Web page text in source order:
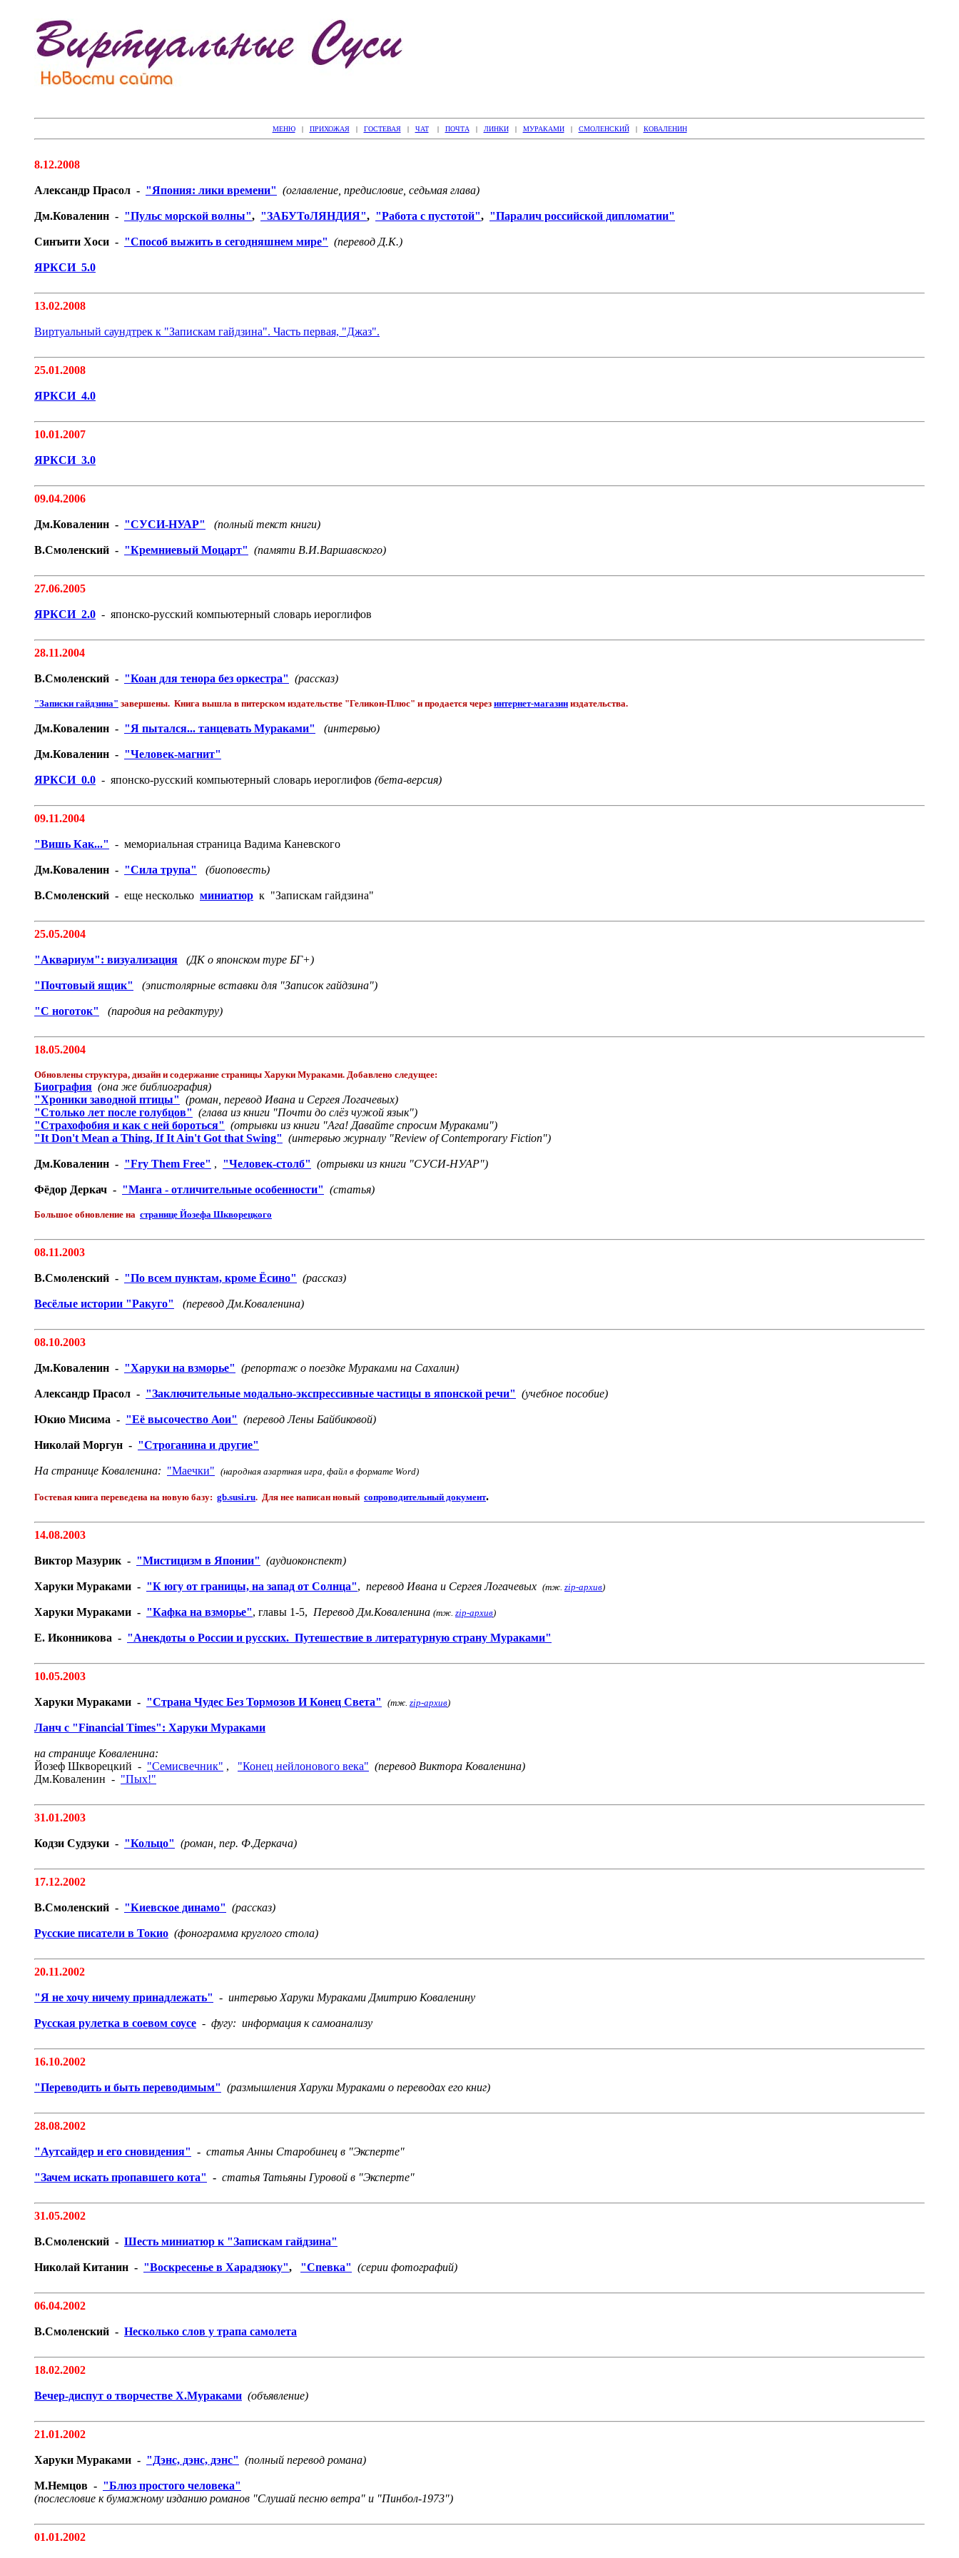
МЕНЮ| ПРИХОЖАЯ| ГОСТЕВАЯ| ЧАТ| ПОЧТА | ЛИНКИ| МУРАКАМИ| СМОЛЕНСКИЙ| КОВАЛЕНИН
8.12.2008
Александр Прасол - "Япония: лики времени" (оглавление, предисловие, седьмая глава)
Дм.Коваленин - "Пульс морской волны", "ЗАБУТоЛЯНДИЯ", "Работа с пустотой", "Паралич российской дипломатии"
Синъити Хоси - "Способ выжить в сегодняшнем мире" (перевод Д.К.)
ЯРКСИ 5.0
13.02.2008
Виртуальный саундтрек к "Запискам гайдзина". Часть первая, "Джаз".
25.01.2008
ЯРКСИ 4.0
10.01.2007
ЯРКСИ 3.0
09.04.2006
Дм.Коваленин - "СУСИ-НУАР" (полный текст книги)
В.Смоленский - "Кремниевый Моцарт" (памяти В.И.Варшавского)
27.06.2005
ЯРКСИ 2.0 - японско-русский компьютерный словарь иероглифов
28.11.2004
В.Смоленский - "Коан для тенора без оркестра" (рассказ)
"Записки гайдзина" завершены. Книга вышла в питерском издательстве "Геликон-Плюс" и продается через интернет-магазин издательства.
Дм.Коваленин - "Я пытался... танцевать Мураками" (интервью)
Дм.Коваленин - "Человек-магнит"
ЯРКСИ 0.0 - японско-русский компьютерный словарь иероглифов (бета-версия)
09.11.2004
"Вишь Как..." - мемориальная страница Вадима Каневского
Дм.Коваленин - "Сила трупа" (биоповесть)
В.Смоленский - еще несколько миниатюр к "Запискам гайдзина"
25.05.2004
"Аквариум": визуализация (ДК о японском туре БГ+)
"Почтовый ящик" (эпистолярные вставки для "Записок гайдзина")
"С ноготок" (пародия на редактуру)
18.05.2004
Обновлены структура, дизайн и содержание страницы Харуки Мураками. Добавлено следущее:
Биография (она же библиография)
"Хроники заводной птицы" (роман, перевод Ивана и Сергея Логачевых)
"Столько лет после голубцов" (глава из книги "Почти до слёз чужой язык")
"Страхофобия и как с ней бороться" (отрывки из книги "Ага! Давайте спросим Мураками")
"It Don't Mean a Thing, If It Ain't Got that Swing" (интервью журналу "Review of Contemporary Fiction")
Дм.Коваленин - "Fry Them Free" , "Человек-столб" (отрывки из книги "СУСИ-НУАР")
Фёдор Деркач - "Манга - отличительные особенности" (статья)
Большое обновление на странице Йозефа Шкворецкого
08.11.2003
В.Смоленский - "По всем пунктам, кроме Ёсино" (рассказ)
Весёлые истории "Ракуго" (перевод Дм.Коваленина)
08.10.2003
Дм.Коваленин - "Харуки на взморье" (репортаж о поездке Мураками на Сахалин)
Александр Прасол - "Заключительные модально-экспрессивные частицы в японской речи" (учебное пособие)
Юкио Мисима - "Её высочество Аои" (перевод Лены Байбиковой)
Николай Моргун - "Строганина и другие"
На странице Коваленина: "Маечки" (народная азартная игра, файл в формате Word)
Гостевая книга переведена на новую базу: gb.susi.ru. Для нее написан новый сопроводительный документ.
14.08.2003
Виктор Мазурик - "Мистицизм в Японии" (аудиоконспект)
Харуки Мураками - "К югу от границы, на запад от Солнца", перевод Ивана и Сергея Логачевых (тж. zip-архив)
Харуки Мураками - "Кафка на взморье", главы 1-5, Перевод Дм.Коваленина (тж. zip-архив)
Е. Иконникова - "Анекдоты о России и русских. Путешествие в литературную страну Мураками"
10.05.2003
Харуки Мураками - "Страна Чудес Без Тормозов И Конец Света" (тж. zip-архив)
Ланч с "Financial Times": Харуки Мураками
на странице Коваленина:
Йозеф Шкворецкий - "Семисвечник" , "Конец нейлонового века" (перевод Виктора Коваленина)
Дм.Коваленин - "Пых!"
31.01.2003
Кодзи Судзуки - "Кольцо" (роман, пер. Ф.Деркача)
17.12.2002
В.Смоленский - "Киевское динамо" (рассказ)
Русские писатели в Токио (фонограмма круглого стола)
20.11.2002
"Я не хочу ничему принадлежать" - интервью Харуки Мураками Дмитрию Коваленину
Русская рулетка в соевом соусе - фугу: информация к самоанализу
16.10.2002
"Переводить и быть переводимым" (размышления Харуки Мураками о переводах его книг)
28.08.2002
"Аутсайдер и его сновидения" - статья Анны Старобинец в "Эксперте"
"Зачем искать пропавшего кота" - статья Татьяны Гуровой в "Эксперте"
31.05.2002
В.Смоленский - Шесть миниатюр к "Запискам гайдзина"
Николай Китанин - "Воскресенье в Харадзюку", "Спевка" (серии фотографий)
06.04.2002
В.Смоленский - Несколько слов у трапа самолета
18.02.2002
Вечер-диспут о творчестве Х.Мураками (объявление)
21.01.2002
Харуки Мураками - "Дэнс, дэнс, дэнс" (полный перевод романа)
М.Немцов - "Блюз простого человека"
(послесловие к бумажному изданию романов "Слушай песню ветра" и "Пинбол-1973")
01.01.2002